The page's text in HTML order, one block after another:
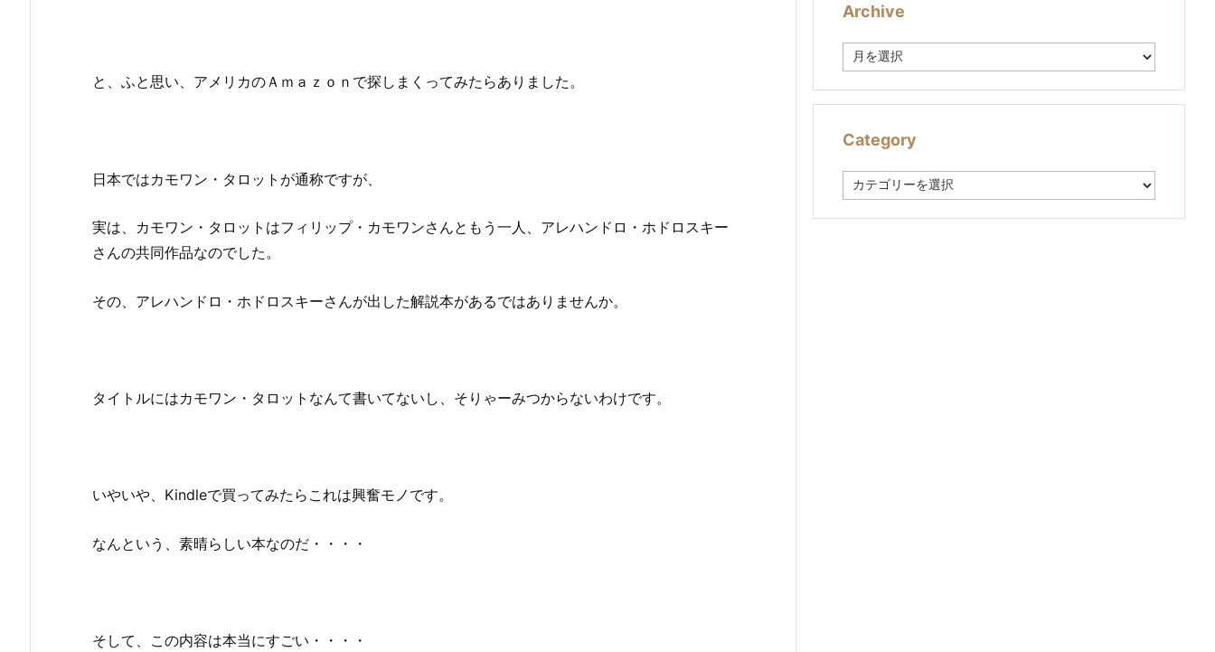
と、ふと思い、アメリカのＡｍａｚｏｎで探しまくってみたらありました。
日本ではカモワン・タロットが通称ですが、
実は、カモワン・タロットはフィリップ・カモワンさんともう一人、アレハンドロ・ホドロスキー
さんの共同作品なのでした。
その、アレハンドロ・ホドロスキーさんが出した解説本があるではありませんか。
タイトルにはカモワン・タロットなんて書いてないし、そりゃーみつからないわけです。
いやいや、Kindleで買ってみたらこれは興奮モノです。
なんという、素晴らしい本なのだ・・・・
そして、この内容は本当にすごい・・・・
Archive
h
e
Category
e